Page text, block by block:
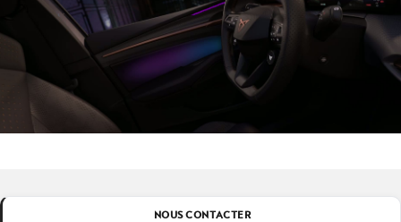
NOUS CONTACTER